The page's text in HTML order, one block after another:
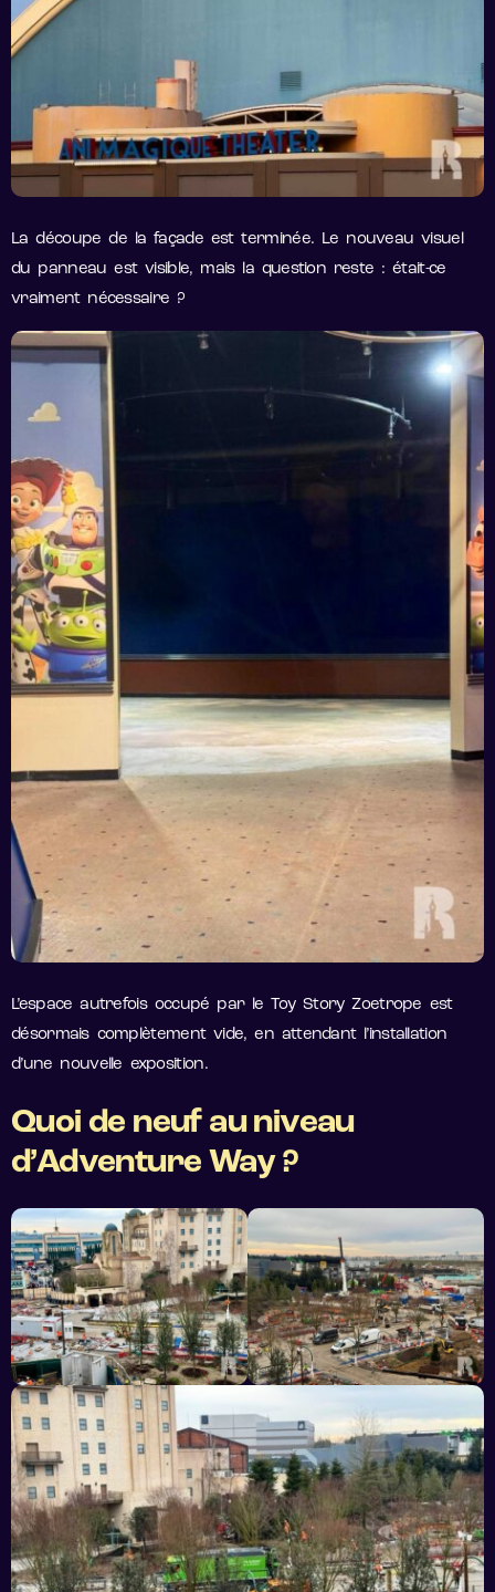
La découpe de la façade est terminée. Le nouveau visuel
du panneau est visible, mais la question reste : était-ce
vraiment nécessaire ?
L’espace autrefois occupé par le Toy Story Zoetrope est
désormais complètement vide, en attendant l’installation
d’une nouvelle exposition.
Quoi de neuf au niveau
d’Adventure Way ?